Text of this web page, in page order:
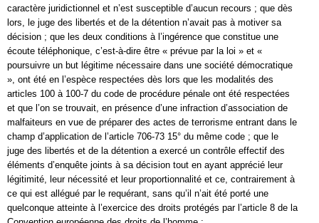
caractère juridictionnel et n’est susceptible d’aucun recours ; que dès
lors, le juge des libertés et de la détention n’avait pas à motiver sa
décision ; que les deux conditions à l’ingérence que constitue une
écoute téléphonique, c’est-à-dire être « prévue par la loi » et «
poursuivre un but légitime nécessaire dans une société démocratique
», ont été en l’espèce respectées dès lors que les modalités des
articles 100 à 100-7 du code de procédure pénale ont été respectées
et que l’on se trouvait, en présence d’une infraction d’association de
malfaiteurs en vue de préparer des actes de terrorisme entrant dans le
champ d’application de l’article 706-73 15° du même code ; que le
juge des libertés et de la détention a exercé un contrôle effectif des
éléments d’enquête joints à sa décision tout en ayant apprécié leur
légitimité, leur nécessité et leur proportionnalité et ce, contrairement à
ce qui est allégué par le requérant, sans qu’il n’ait été porté une
quelconque atteinte à l’exercice des droits protégés par l’article 8 de la